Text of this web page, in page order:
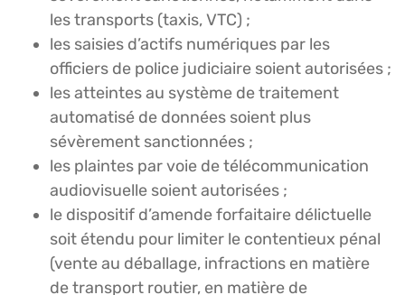
les transports (taxis, VTC) ;
les saisies d’actifs numériques par les
officiers de police judiciaire soient autorisées ;
les atteintes au système de traitement
automatisé de données soient plus
sévèrement sanctionnées ;
les plaintes par voie de télécommunication
audiovisuelle soient autorisées ;
le dispositif d’amende forfaitaire délictuelle
soit étendu pour limiter le contentieux pénal
(vente au déballage, infractions en matière
de transport routier, en matière de